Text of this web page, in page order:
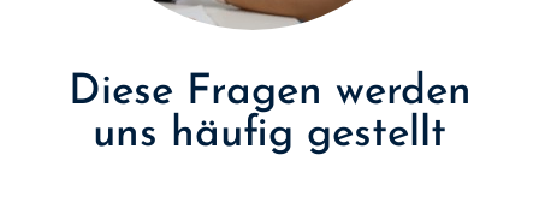
Diese Fragen werden
uns häufig gestellt